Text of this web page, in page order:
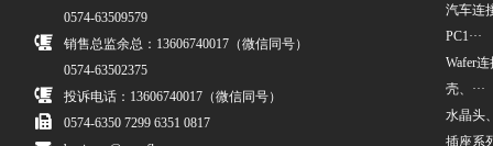
0574-63509579
销售总监余总：13606740017（微信同号）
0574-63502375
投诉电话：13606740017（微信同号）
0574-6350 7299 6351 0817
汽车连
PC1···
Wafer
壳、···
水晶头
插座系